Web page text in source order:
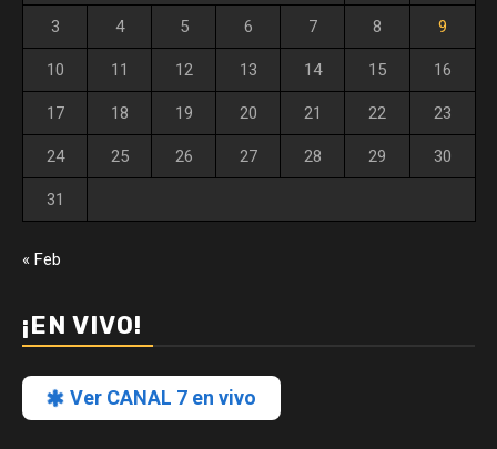
3 4 5 6 7 8 9
10 11 12 13 14 15 16
17 18 19 20 21 22 23
24 25 26 27 28 29 30
31
« Feb
¡EN VIVO!
Ver CANAL 7 en vivo